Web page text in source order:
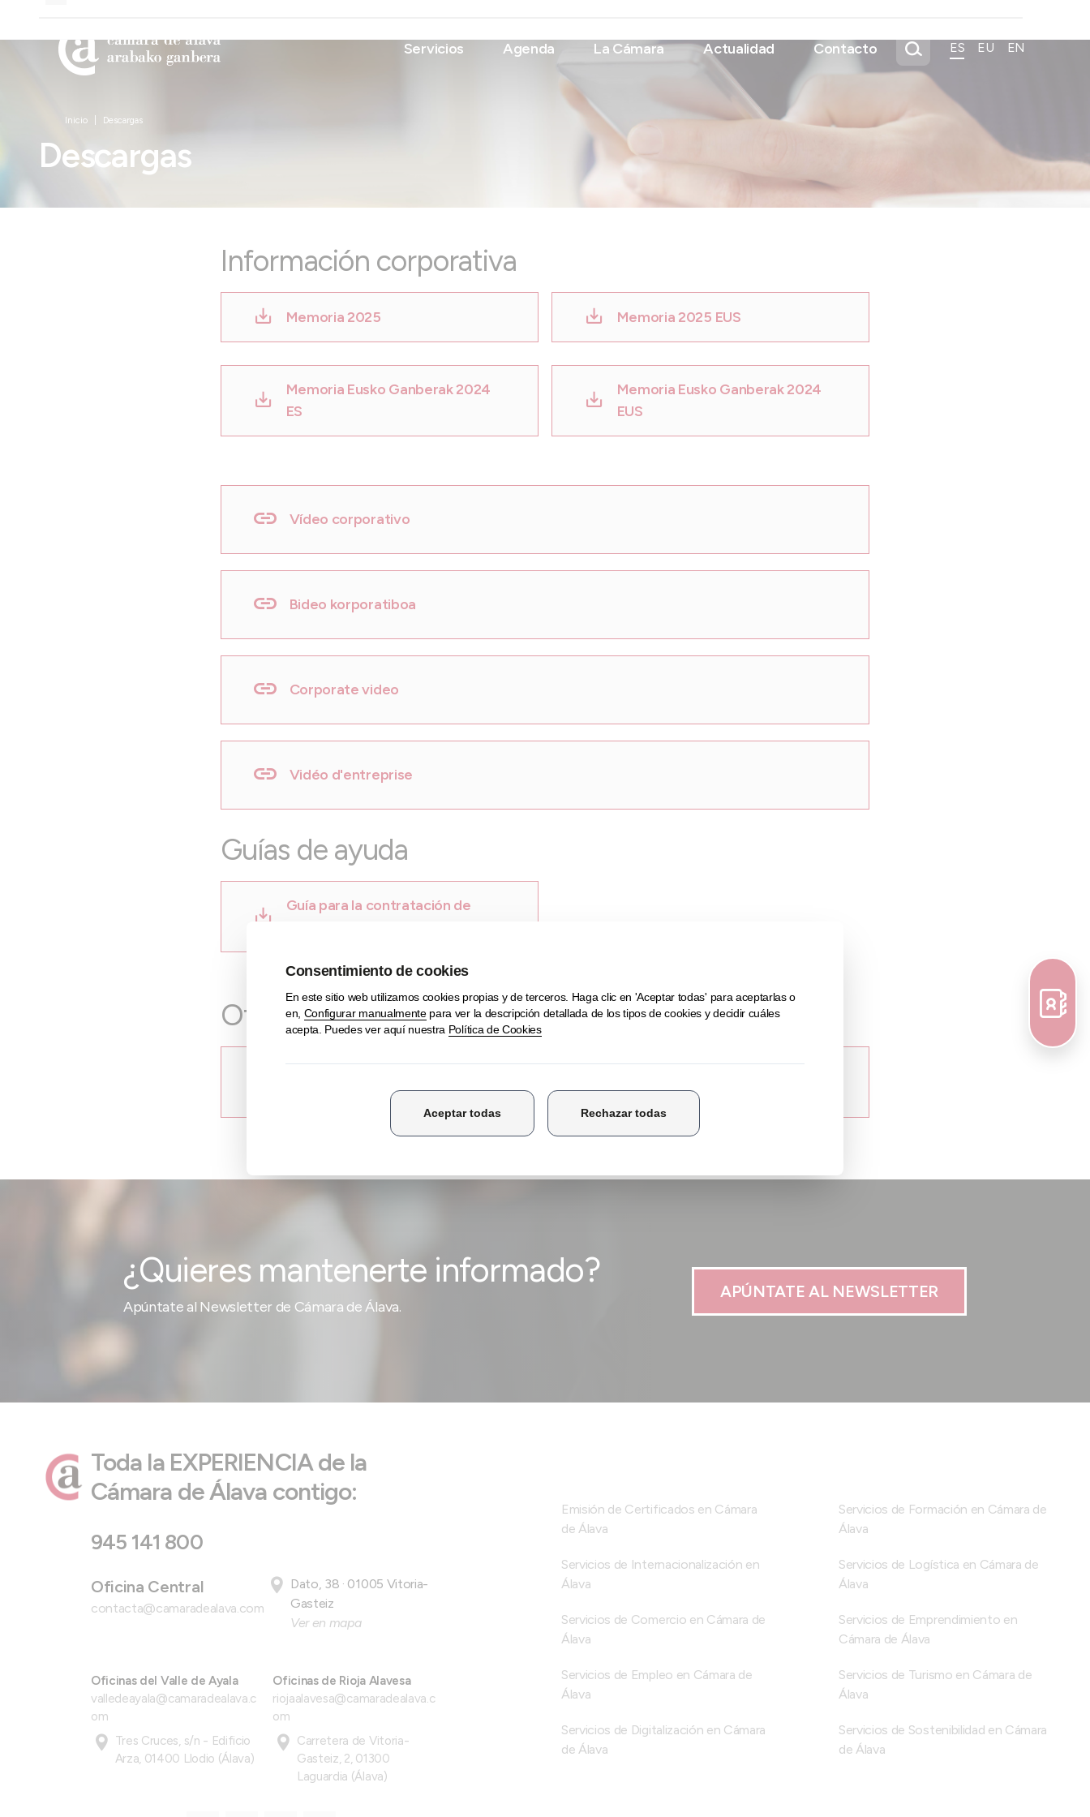
Servicios Agenda La Cámara Actualidad Contacto ES EU EN
Inicio Descargas
Descargas
Información corporativa
Memoria 2025 Memoria 2025 EUS
Memoria Eusko Ganberak 2024
ES
Memoria Eusko Ganberak 2024
EUS
Vídeo corporativo
Bideo korporatiboa
Corporate video
Vidéo d'entreprise
Guías de ayuda
Guía para la contratación de
Otros recursos de utilidad
de Empresa
¿Quieres mantenerte informado?
Apúntate al Newsletter de Cámara de Álava.
APÚNTATE AL NEWSLETTER
Toda la EXPERIENCIA de la
Cámara de Álava contigo:
945 141 800
Oficina Central
contacta@camaradealava.com
Dato, 38 · 01005 Vitoria-
Gasteiz
Ver en mapa
Oficinas del Valle de Ayala
valledeayala@camaradealava.c
om
Tres Cruces, s/n - Edificio
Arza, 01400 Llodio (Álava)
Oficinas de Rioja Alavesa
riojaalavesa@camaradealava.c
om
Carretera de Vitoria-
Gasteiz, 2, 01300
Laguardia (Álava)
Emisión de Certificados en Cámara
de Álava
Servicios de Formación en Cámara de
Álava
Servicios de Internacionalización en
Álava
Servicios de Logística en Cámara de
Álava
Servicios de Comercio en Cámara de
Álava
Servicios de Emprendimiento en
Cámara de Álava
Servicios de Empleo en Cámara de
Álava
Servicios de Turismo en Cámara de
Álava
Servicios de Digitalización en Cámara
de Álava
Servicios de Sostenibilidad en Cámara
de Álava